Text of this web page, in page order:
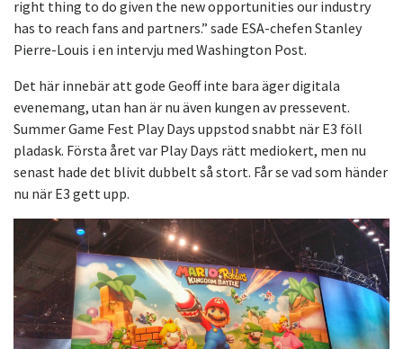
right thing to do given the new opportunities our industry
has to reach fans and partners.” sade ESA-chefen Stanley
Pierre-Louis i en intervju med Washington Post.
Det här innebär att gode Geoff inte bara äger digitala
evenemang, utan han är nu även kungen av pressevent.
Summer Game Fest Play Days uppstod snabbt när E3 föll
pladask. Första året var Play Days rätt mediokert, men nu
senast hade det blivit dubbelt så stort. Får se vad som händer
nu när E3 gett upp.